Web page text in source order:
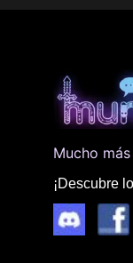
Mucho
¡Descubre